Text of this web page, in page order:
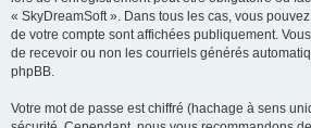
« SkyDreamSoft ». Dans tous les cas, vous
de votre compte sont affichées publiquement.
de recevoir ou non les courriels générés
phpBB.
Votre mot de passe est chiffré (hachage à sens